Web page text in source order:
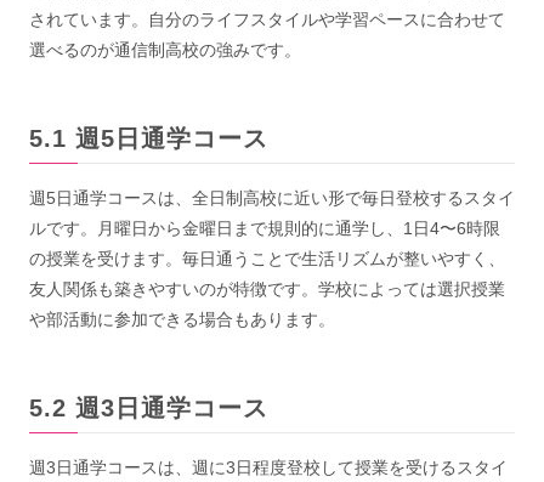
されています。自分のライフスタイルや学習ペースに合わせて
選べるのが通信制高校の強みです。
週5日通学コース
週5日通学コースは、全日制高校に近い形で毎日登校するスタイ
ルです。月曜日から金曜日まで規則的に通学し、1日4〜6時限
の授業を受けます。毎日通うことで生活リズムが整いやすく、
友人関係も築きやすいのが特徴です。学校によっては選択授業
や部活動に参加できる場合もあります。
週3日通学コース
週3日通学コースは、週に3日程度登校して授業を受けるスタイ